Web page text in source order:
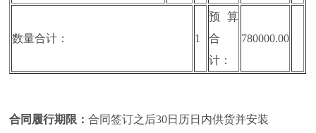
数量合计： 1
预算
合
计：
780000.00
合同履行期限：合同签订之后30日历日内供货并安装